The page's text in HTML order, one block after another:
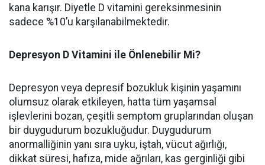
kana karışır. Diyetle D vitamini gereksinmesinin
sadece %10’u karşılanabilmektedir.
Depresyon D Vitamini ile Önlenebilir Mi?
Depresyon veya depresif bozukluk kişinin yaşamını
olumsuz olarak etkileyen, hatta tüm yaşamsal
işlevlerini bozan, çeşitli semptom gruplarından oluşan
bir duygudurum bozukluğudur. Duygudurum
anormalliğinin yanı sıra uyku, iştah, vücut ağırlığı,
dikkat süresi, hafıza, mide ağrıları, kas gerginliği gibi